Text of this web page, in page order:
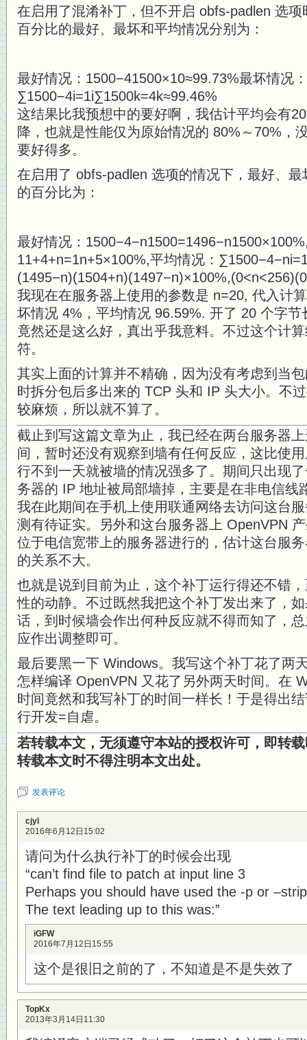
在启用了混淆补丁，但不开启 obfs-padlen 选
百分比的最好、最坏和平均情况分别为：
最好情况：1500−41500×10≈99.73%最坏情况
∑1500−4i=1i∑1500k=4k≈99.46%
这结果比我预想中的要好啊，我估计平均会有
降，也就是性能仅为原始情况的 80%～70%，
要好得多。
在启用了 obfs-padlen 选项的情况下，最好、
的百分比为：
最好情况：
11+4+n=1n+5×100%,平均情况：
我现在在服务器上使用的参数是 n=20, 代入计
坏情况 4%，平均情况 96.59%. 开了 20 个字
竟然还是这么好，真出乎我意料。不过这个计
符。
其实上面的计算并不精确，因为没有考虑到当
时拆分包后多出来的 TCP 头和 IP 头大小。不
较麻烦，所以就不算了。
截止到写这篇文章为止，我已经在两台服务器
间，暂时还没有观察到墙有任何反应，这比使
行不到一天就被墙的情况强多了。期间只出现
务器的 IP 地址被局部墙掉，主要是在非电信线
我在此期间在手机上使用联通网络去访问这台
测有待证实。另外和这台服务器上 OpenVPN
位于电信宽带上的服务器进行的，估计这台服
的关系不大。
也就是说到目前为止，这个补丁运行得还不错
性的动静。不过既然我把这个补丁发出来了，
话，到时候墙会作出何种反应就不得而知了，
应作出调整即可。
最后要黑一下 Windows。我写这个补丁花了两
怎样编译 OpenVPN 又花了另外两天时间。在
时间竟然和我写补丁的时间一样长！于是得出
行开发=自虐。
若转载本文，无须遵守本站的授权许可，即转
转载本文时不得注明本文出处。
发表评论
cjyl
2016年6月12日15:02
请问为什么执行补丁的时候会出现
“can’t find file to patch at input line 3
Perhaps you should have used the -p or
The text leading up to this was:”
iGFW
2016年7月12日15:55
这个是很旧之前的了，不知道是不是失效了
TopKx
2013年3月14日11:30